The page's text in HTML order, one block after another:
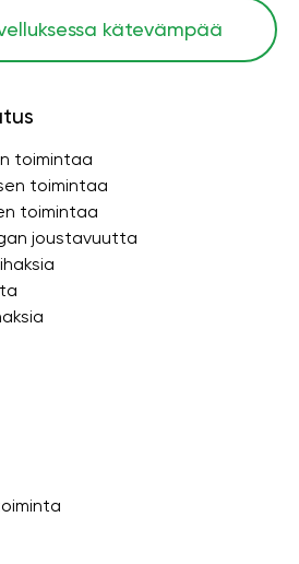
kätevämpää
toimintaa
toimintaa
toimintaa
joustavuutta